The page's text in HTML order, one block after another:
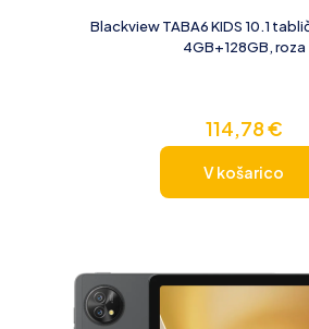
Blackview TABA6 KIDS 10.1
4GB+128GB, roza
114,78€
V košarico